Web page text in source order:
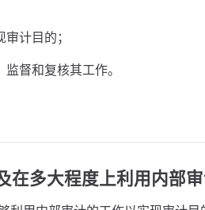
计目的；
督和复核其工作。
在多大程度上利用内部